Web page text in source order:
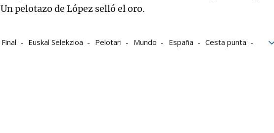
Un pelotazo de López selló el oro.
Final Euskal Selekzioa Pelotari Mundo España
Cesta punta